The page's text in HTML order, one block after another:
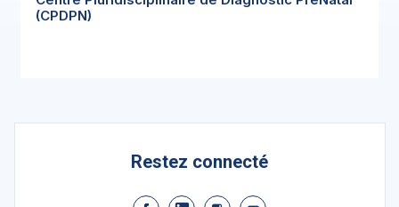
(CPDPN)
Restez connecté